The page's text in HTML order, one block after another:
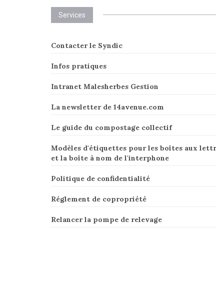
Services
Contacter le Syndic
Infos pratiques
Intranet Malesherbes Gestion
La newsletter de 14avenue.com
Le guide du compostage collectif
Modèles d'étiquettes pour les boîtes aux
et la boîte à nom de l'interphone
Politique de confidentialité
Réglement de copropriété
Relancer la pompe de relevage